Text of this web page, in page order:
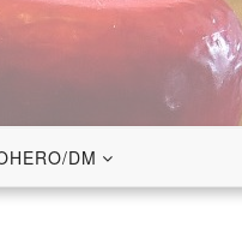
DM